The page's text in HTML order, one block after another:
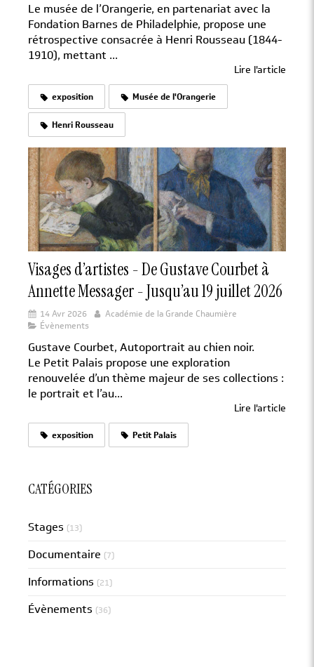
Le musée de l’Orangerie, en partenariat avec la
Fondation Barnes de Philadelphie, propose une
rétrospective consacrée à Henri Rousseau (1844-
1910), mettant ...
Lire l'article
exposition Musée de l'Orangerie
Henri Rousseau
Visages d’artistes - De Gustave Courbet à
Annette Messager - Jusqu’au 19 juillet 2026
14 Avr 2026
Académie de la Grande Chaumière
Évènements
Gustave Courbet, Autoportrait au chien noir.
Le Petit Palais propose une exploration
renouvelée d’un thème majeur de ses collections :
le portrait et l’au...
Lire l'article
exposition Petit Palais
CATÉGORIES
Stages (13)
Documentaire (7)
Informations (21)
Évènements (36)